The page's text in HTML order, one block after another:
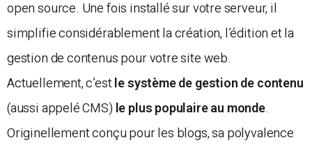
open source. Une fois installé sur votre serveur, il
simplifie considérablement la création, l’édition et la
gestion de contenus pour votre site web.
Actuellement, c’est le système de gestion de contenu
(aussi appelé CMS) le plus populaire au monde.
Originellement conçu pour les blogs, sa polyvalence